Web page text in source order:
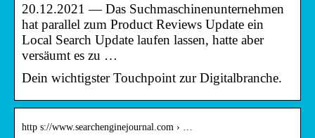
20.12.2021 — Das Suchmaschinenunternehmen
hat parallel zum Product Reviews Update ein
Local Search Update laufen lassen, hatte aber
versäumt es zu …
Dein wichtigster Touchpoint zur Digitalbranche.
http s://www.searchenginejournal.com › …